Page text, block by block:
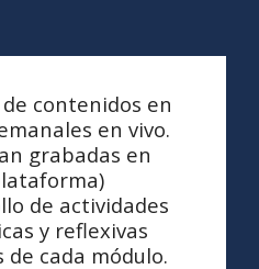
contenidos en
en vivo.
grabadas en
de actividades
y reflexivas
de cada módulo.